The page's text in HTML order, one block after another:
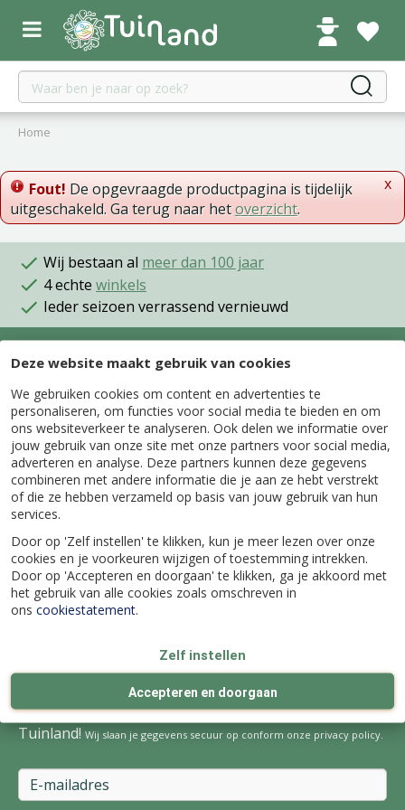
Deze website maakt gebruik van cookies
We gebruiken cookies om content en advertenties te
personaliseren, om functies voor social media te bieden en om
ons websiteverkeer te analyseren. Ook delen we informatie over
jouw gebruik van onze site met onze partners voor social media,
adverteren en analyse. Deze partners kunnen deze gegevens
combineren met andere informatie die je aan ze hebt verstrekt
of die ze hebben verzameld op basis van jouw gebruik van hun
services.
Door op 'Zelf instellen' te klikken, kun je meer lezen over onze
cookies en je voorkeuren wijzigen of toestemming intrekken.
Door op 'Accepteren en doorgaan' te klikken, ga je akkoord met
het gebruik van alle cookies zoals omschreven in
ons cookiestatement.
Zelf instellen
Accepteren en doorgaan
r
n
n
t
Home
x
Fout! De opgevraagde productpagina is tijdelijk
uitgeschakeld. Ga terug naar hetoverzicht.
Wij bestaan al meer dan 100 jaar
4 echte winkels
Ieder seizoen verrassend vernieuwd
Onze winkels
Klantenservice
Over Tuinland
Contact
Volg ons nu op:
Schrijf je nu in en blijf altijd op de hoogte van de
laatste kortingsacties, weetjes en activiteiten bij
Tuinland! Wij slaan je gegevens secuur op conform onze privacy policy.